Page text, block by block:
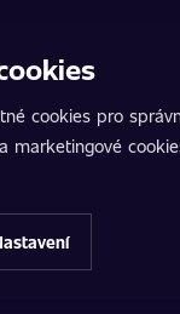
je chráněn
a
jednotliví partneři.
cookies pro
marketingové